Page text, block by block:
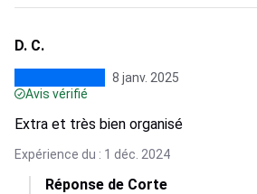
D. C.
8 janv. 2025
Avis vérifié
Extra et très bien organisé
Expérience du : 1 déc. 2024
Réponse de Corte